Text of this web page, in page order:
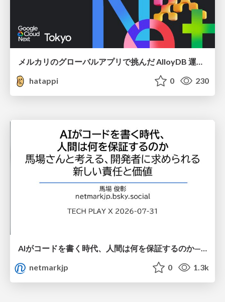
hatappi
0 230
AIがコードを書く時代、人間は何を保証するのか———馬場さんと考える、開発者に求められる新しい責任と価値 - TECH PLAY
netmarkjp
0 1.3k